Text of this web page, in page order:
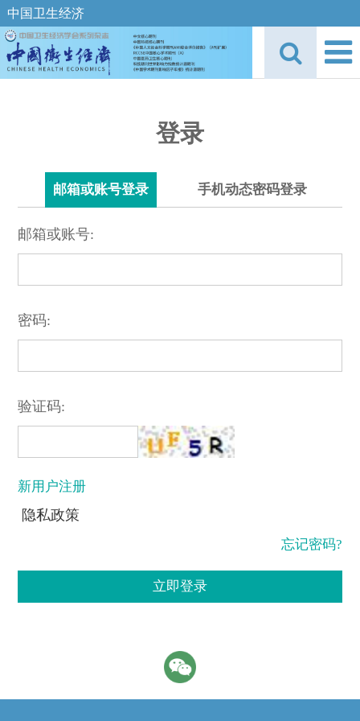
中国卫生经济
登录
邮箱或账号登录 手机动态密码登录
邮箱或账号:
密码:
验证码:
新用户注册
隐私政策
忘记密码?
立即登录